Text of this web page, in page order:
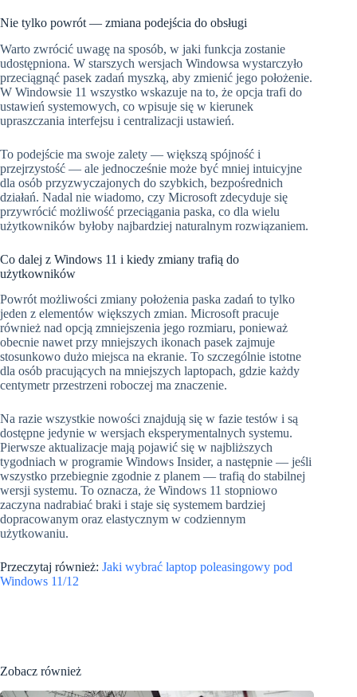
Nie tylko powrót — zmiana podejścia do obsługi
Warto zwrócić uwagę na sposób, w jaki funkcja zostanie
udostępniona. W starszych wersjach Windowsa wystarczyło
przeciągnąć pasek zadań myszką, aby zmienić jego położenie.
W Windowsie 11 wszystko wskazuje na to, że opcja trafi do
ustawień systemowych, co wpisuje się w kierunek
upraszczania interfejsu i centralizacji ustawień.
To podejście ma swoje zalety — większą spójność i
przejrzystość — ale jednocześnie może być mniej intuicyjne
dla osób przyzwyczajonych do szybkich, bezpośrednich
działań. Nadal nie wiadomo, czy Microsoft zdecyduje się
przywrócić możliwość przeciągania paska, co dla wielu
użytkowników byłoby najbardziej naturalnym rozwiązaniem.
Co dalej z Windows 11 i kiedy zmiany trafią do
użytkowników
Powrót możliwości zmiany położenia paska zadań to tylko
jeden z elementów większych zmian. Microsoft pracuje
również nad opcją zmniejszenia jego rozmiaru, ponieważ
obecnie nawet przy mniejszych ikonach pasek zajmuje
stosunkowo dużo miejsca na ekranie. To szczególnie istotne
dla osób pracujących na mniejszych laptopach, gdzie każdy
centymetr przestrzeni roboczej ma znaczenie.
Na razie wszystkie nowości znajdują się w fazie testów i są
dostępne jedynie w wersjach eksperymentalnych systemu.
Pierwsze aktualizacje mają pojawić się w najbliższych
tygodniach w programie Windows Insider, a następnie — jeśli
wszystko przebiegnie zgodnie z planem — trafią do stabilnej
wersji systemu. To oznacza, że Windows 11 stopniowo
zaczyna nadrabiać braki i staje się systemem bardziej
dopracowanym oraz elastycznym w codziennym
użytkowaniu.
Przeczytaj również: Jaki wybrać laptop poleasingowy pod
Windows 11/12
Zobacz również